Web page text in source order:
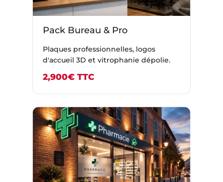
Pack Bureau & Pro
Plaques professionnelles, logos
d'accueil 3D et vitrophanie dépolie.
2,900€ TTC